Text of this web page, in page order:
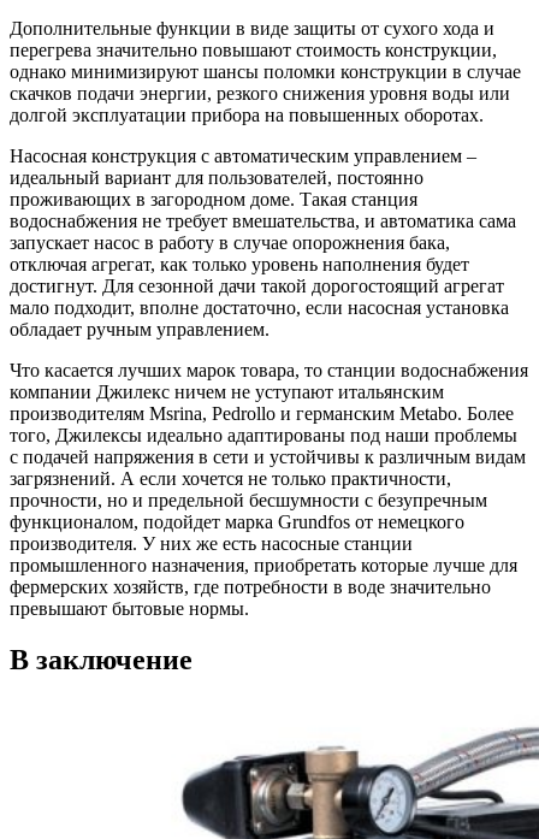
Дополнительные функции в виде защиты от сухого хода и
перегрева значительно повышают стоимость конструкции,
однако минимизируют шансы поломки конструкции в случае
скачков подачи энергии, резкого снижения уровня воды или
долгой эксплуатации прибора на повышенных оборотах.
Насосная конструкция с автоматическим управлением –
идеальный вариант для пользователей, постоянно
проживающих в загородном доме. Такая станция
водоснабжения не требует вмешательства, и автоматика сама
запускает насос в работу в случае опорожнения бака,
отключая агрегат, как только уровень наполнения будет
достигнут. Для сезонной дачи такой дорогостоящий агрегат
мало подходит, вполне достаточно, если насосная установка
обладает ручным управлением.
Что касается лучших марок товара, то станции водоснабжения
компании Джилекс ничем не уступают итальянским
производителям Msrina, Pedrollo и германским Metabo. Более
того, Джилексы идеально адаптированы под наши проблемы
с подачей напряжения в сети и устойчивы к различным видам
загрязнений. А если хочется не только практичности,
прочности, но и предельной бесшумности с безупречным
функционалом, подойдет марка Grundfos от немецкого
производителя. У них же есть насосные станции
промышленного назначения, приобретать которые лучше для
фермерских хозяйств, где потребности в воде значительно
превышают бытовые нормы.
В заключение